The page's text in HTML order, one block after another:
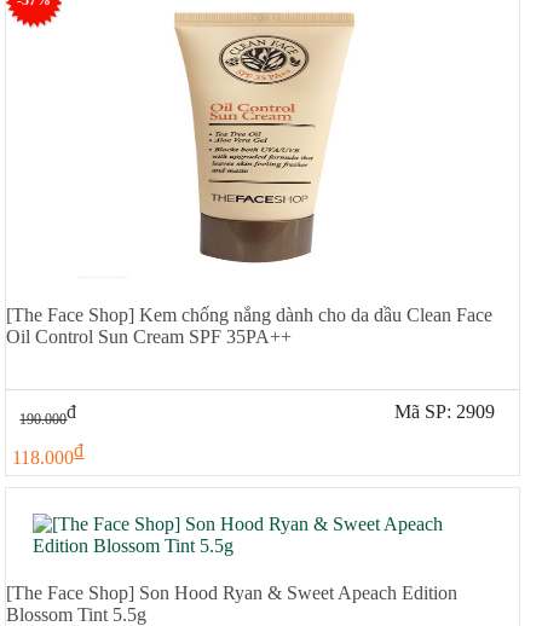
[The Face Shop] Kem chống nắng dành cho da dầu Clean Face
Oil Control Sun Cream SPF 35PA++
190.000đ
118.000đ
Mã SP: 2909
[The Face Shop] Son Hood Ryan & Sweet Apeach Edition
Blossom Tint 5.5g